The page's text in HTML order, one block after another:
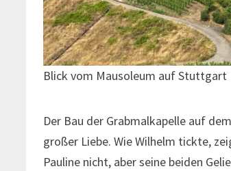
Blick vom Mausoleum auf Stuttgart
Der Bau der Grabmalkapelle auf
großer Liebe. Wie Wilhelm tickte,
Pauline nicht, aber seine beiden